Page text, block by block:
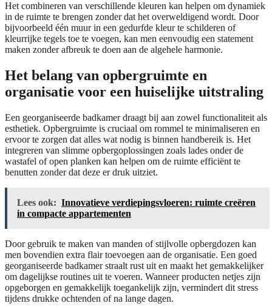
Het combineren van verschillende kleuren kan helpen om dynamiek
in de ruimte te brengen zonder dat het overweldigend wordt. Door
bijvoorbeeld één muur in een gedurfde kleur te schilderen of
kleurrijke tegels toe te voegen, kan men eenvoudig een statement
maken zonder afbreuk te doen aan de algehele harmonie.
Het belang van opbergruimte en
organisatie voor een huiselijke uitstraling
Een georganiseerde badkamer draagt bij aan zowel functionaliteit als
esthetiek. Opbergruimte is cruciaal om rommel te minimaliseren en
ervoor te zorgen dat alles wat nodig is binnen handbereik is. Het
integreren van slimme opbergoplossingen zoals lades onder de
wastafel of open planken kan helpen om de ruimte efficiënt te
benutten zonder dat deze er druk uitziet.
Lees ook: Innovatieve verdiepingsvloeren: ruimte creëren
in compacte appartementen
Door gebruik te maken van manden of stijlvolle opbergdozen kan
men bovendien extra flair toevoegen aan de organisatie. Een goed
georganiseerde badkamer straalt rust uit en maakt het gemakkelijker
om dagelijkse routines uit te voeren. Wanneer producten netjes zijn
opgeborgen en gemakkelijk toegankelijk zijn, vermindert dit stress
tijdens drukke ochtenden of na lange dagen.